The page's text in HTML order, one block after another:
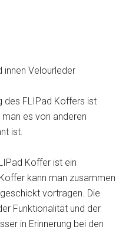
innen Velourleder
des FLIPad Koffers ist
es von anderen
ist.
Koffer ist ein
kann man zusammen
vortragen. Die
Funktionalität und der
in Erinnerung bei den